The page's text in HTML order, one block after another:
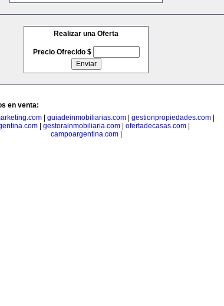
Realizar una Oferta
Precio Ofrecido $
en venta:
| guiadeinmobiliarias.com| gestionpropiedades.com|
gestorainmobiliaria.com ofertadecasas.com
campoargentina.com|